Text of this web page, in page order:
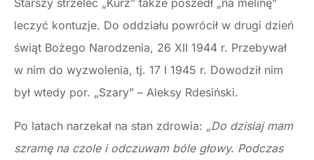
Starszy strzelec „Kurz” także poszedł „na melinę”
leczyć kontuzje. Do oddziału powrócił w drugi dzień
świąt Bożego Narodzenia, 26 XII 1944 r. Przebywał
w nim do wyzwolenia, tj. 17 I 1945 r. Dowodził nim
był wtedy por. „Szary” – Aleksy Rdesiński.
Po latach narzekał na stan zdrowia: „Do dzisiaj mam
szramę na czole i odczuwam bóle głowy. Podczas